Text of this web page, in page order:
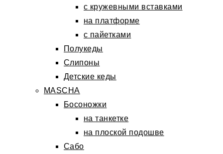
с кружевными вставками
на платформе
с пайетками
Полукеды
Слипоны
Детские кеды
MASCHA
Босоножки
на танкетке
на плоской подошве
Сабо